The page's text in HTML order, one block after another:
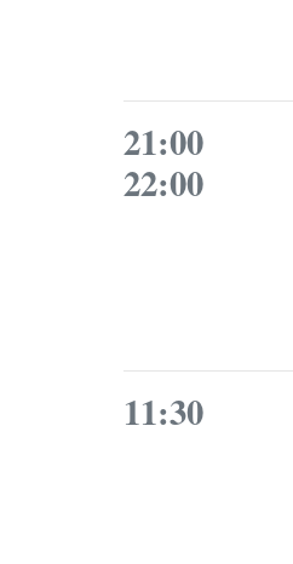
21:00
22:00
11:30